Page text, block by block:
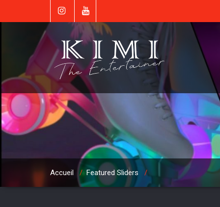
Accueil / Featured Sliders /